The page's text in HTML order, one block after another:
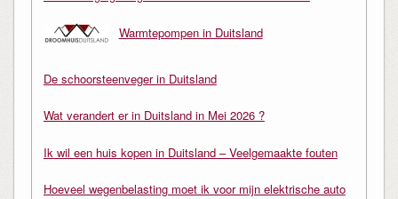
Warmtepompen in Duitsland
De schoorsteenveger in Duitsland
Wat verandert er in Duitsland in Mei 2026 ?
Ik wil een huis kopen in Duitsland – Veelgemaakte fouten
Hoeveel wegenbelasting moet ik voor mijn elektrische auto